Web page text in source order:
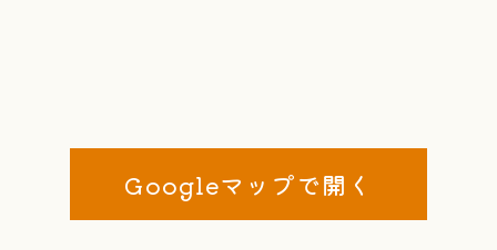
Googleマップで開く